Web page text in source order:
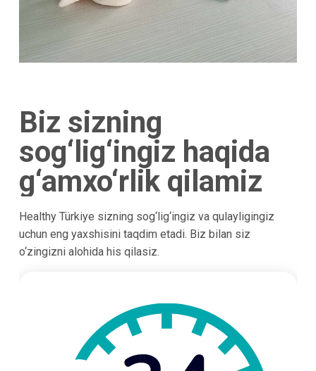
Biz sizning
sog‘lig‘ingiz haqida
g‘amxo‘rlik qilamiz
Healthy Türkiye sizning sog‘lig‘ingiz va qulayligingiz
uchun eng yaxshisini taqdim etadi. Biz bilan siz
o‘zingizni alohida his qilasiz.